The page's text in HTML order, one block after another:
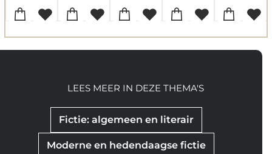
Fictie: algemeen en literair
Moderne en hedendaagse fictie
LEES MEER IN DEZE THEMA'S